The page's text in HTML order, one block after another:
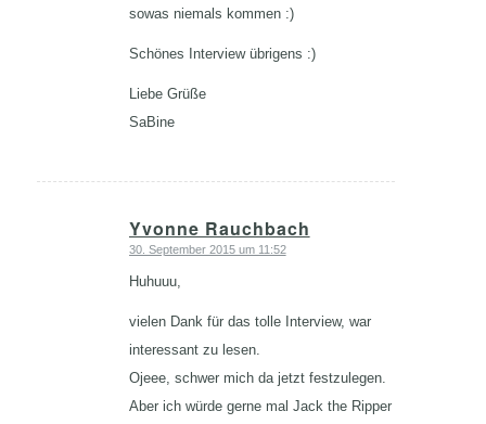
sowas niemals kommen :)
Schönes Interview übrigens :)
Liebe Grüße
SaBine
Yvonne Rauchbach
sagte:
30. September 2015 um 11:52
Huhuuu,
vielen Dank für das tolle Interview, war
interessant zu lesen.
Ojeee, schwer mich da jetzt festzulegen.
Aber ich würde gerne mal Jack the Ripper